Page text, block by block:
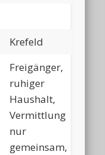
Krefeld
Freigänger,
ruhiger
Haushalt,
Vermittlung
nur
gemeinsam,